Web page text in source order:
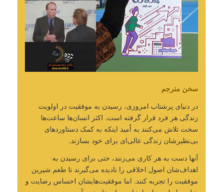
سخن مترجم
در دنیای پرشتاب امروزی، رسیدن به موفقیت در اولویت
زندگی هر فرد قرار گرفته است. اکثر انسان‌ها ساعت‌ها
سخت تلاش می‌کنند به اُمید اینکه به کمک دستاوردهای
بی‌نظیرشان زندگی عالی‌ای برای خود بسازند.
آنها دست به هر کاری می‌زنند، حتی برای رسیدن به
اهداف‌شان اصول اخلاقی را نادیده می‌گیرند تا طعم شیرین
موفقیت را تجربه کنند. اما موفقیت‌هایشان احساس رضایت و